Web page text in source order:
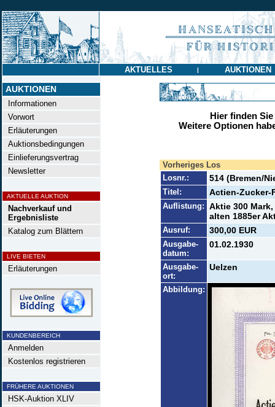
AKTUELLES | AUKTIONEN
AUKTIONEN
Informationen
Vorwort
Erläuterungen
Auktionsbedingungen
Einlieferungsvertrag
Newsletter
AKTUELLE AUKTION
Nachverkauf und
Ergebnisliste
Katalog zum Blättern
LIVE BIETEN
Erläuterungen
KUNDENBEREICH
Anmelden
Kostenlos registrieren
FRÜHERE AUKTIONEN
HSK-Auktion XLIV
Hier finden
Weitere Optionen
Vorheriges Los
Losnr.:
514 (Bremen/
Titel: Actien-Zucker-
Auflistung: Aktie 300
alten 1885er
Ausruf: 300,00 EUR
Ausgabe-
datum:
01.02.1930
Ausgabe-
ort:
Uelzen
Abbildung: